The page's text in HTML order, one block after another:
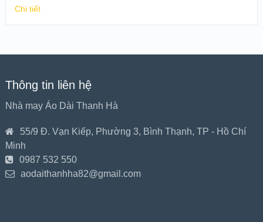
Chi tiết
Thông tin liên hệ
Nhà may Áo Dài Thanh Hà
55/9 Đ. Vạn Kiếp, Phường 3, Bình Thạnh, TP - Hồ Chí
Minh
0987 532 550
aodaithanhha82@gmail.com